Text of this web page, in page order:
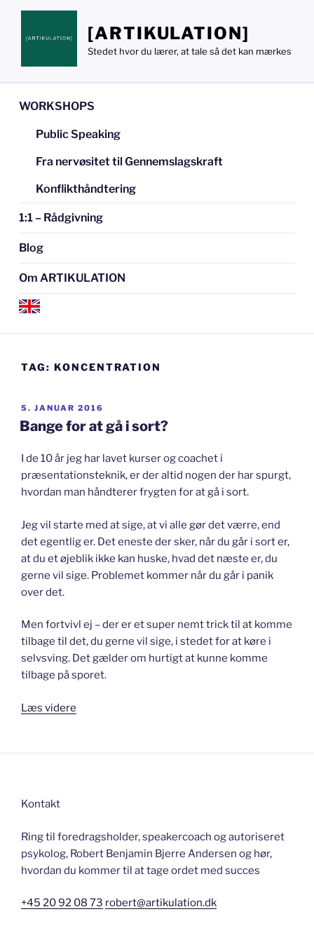
Videre
indhold
[ARTIKULATION]
Stedet hvor du lærer, at tale så det kan mærkes
WORKSHOPS
Public Speaking
Fra nervøsitet til Gennemslagskraft
Konflikthåndtering
1:1 – Rådgivning
Blog
Om ARTIKULATION
TAG: KONCENTRATION
UDGIVET
DEN
5. JANUAR 2016
Bange for at gå i sort?
I de 10 år jeg har lavet kurser og coachet i
præsentationsteknik, er der altid nogen der har spurgt,
hvordan man håndterer frygten for at gå i sort.
Jeg vil starte med at sige, at vi alle gør det værre, end
det egentlig er. Det eneste der sker, når du går i sort er,
at du et øjeblik ikke kan huske, hvad det næste er, du
gerne vil sige. Problemet kommer når du går i panik
over det.
Men fortvivl ej – der er et super nemt trick til at komme
tilbage til det, du gerne vil sige, i stedet for at køre i
selvsving. Det gælder om hurtigt at kunne komme
tilbage på sporet.
Læs videre
gå
Kontakt
Ring til foredragsholder, speakercoach og autoriseret
psykolog, Robert Benjamin Bjerre Andersen og hør,
hvordan du kommer til at tage ordet med succes
+45 20 92 08 73 robert@artikulation.dk